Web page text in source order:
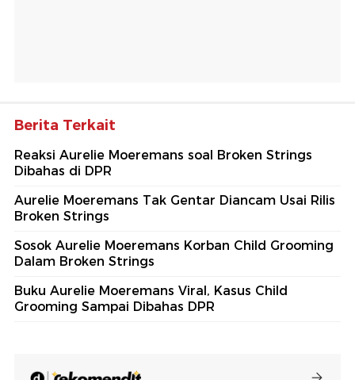
Berita Terkait
Reaksi Aurelie Moeremans soal Broken Strings
Dibahas di DPR
Aurelie Moeremans Tak Gentar Diancam Usai Rilis
Broken Strings
Sosok Aurelie Moeremans Korban Child Grooming
Dalam Broken Strings
Buku Aurelie Moeremans Viral, Kasus Child
Grooming Sampai Dibahas DPR